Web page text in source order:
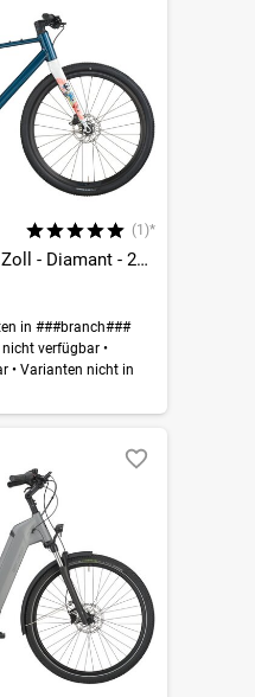
(1)*
Grandurance FB 20 - 28 Zoll - Diamant - 2026
in ###branch###
verfügbar •
•Varianten nicht in